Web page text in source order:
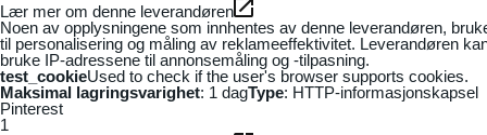
Lær mer om denne leverandøren
Noen av opplysningene som innhentes av denne leverandøren,
til personalisering og måling av reklameeffektivitet. Leverandøren
bruke IP-adressene til annonsemåling og -tilpasning.
test_cookieUsed to check if the user's browser supports cookies.
Maksimal lagringsvarighet: 1 dagType: HTTP-informasjonskapsel
Pinterest
1